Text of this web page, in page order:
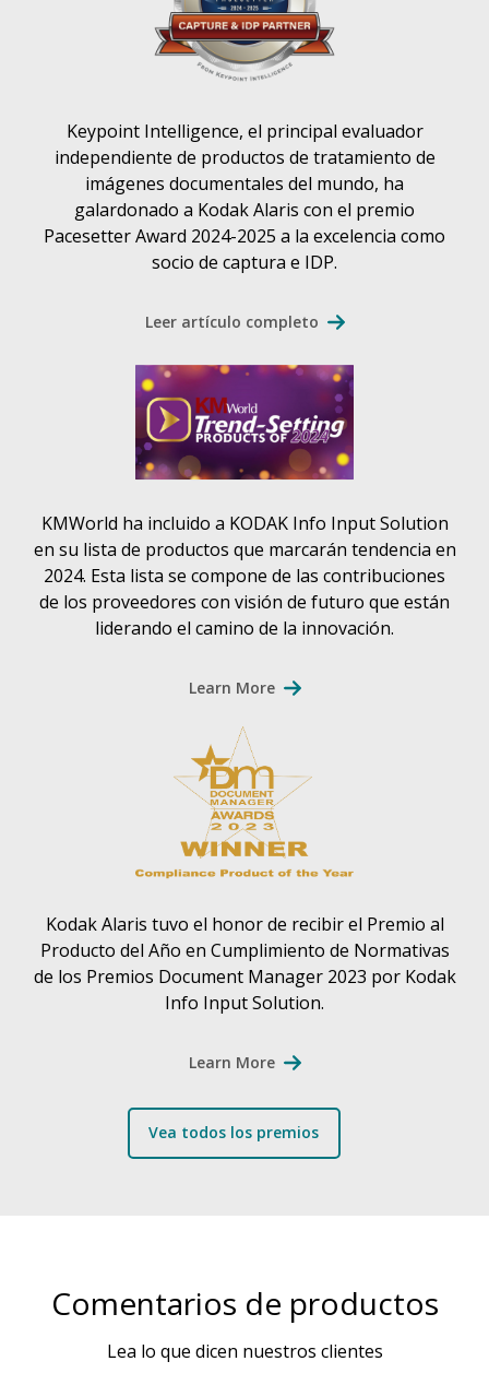
Keypoint Intelligence, el principal evaluador
independiente de productos de tratamiento de
imágenes documentales del mundo, ha
galardonado a Kodak Alaris con el premio
Pacesetter Award 2024-2025 a la excelencia como
socio de captura e IDP.
Leer artículo completo
KMWorld ha incluido a KODAK Info Input Solution
en su lista de productos que marcarán tendencia en
2024. Esta lista se compone de las contribuciones
de los proveedores con visión de futuro que están
liderando el camino de la innovación.
Learn More
Kodak Alaris tuvo el honor de recibir el Premio al
Producto del Año en Cumplimiento de Normativas
de los Premios Document Manager 2023 por Kodak
Info Input Solution.
Learn More
Vea todos los premios
Comentarios de productos
Lea lo que dicen nuestros clientes